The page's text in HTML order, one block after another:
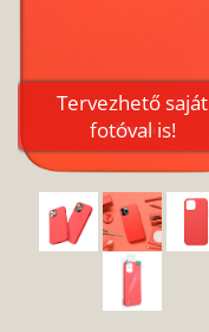
Tervezhető saját
fotóval is!